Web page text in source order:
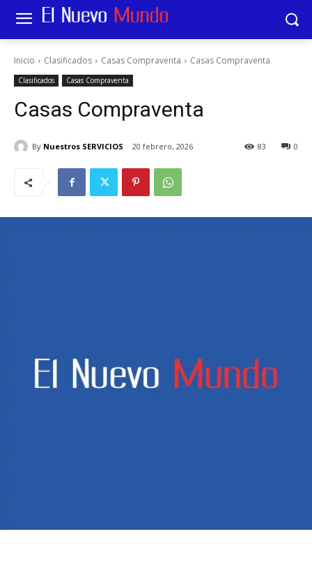
Inicio Clasificados Casas Compraventa Casas Compraventa
Clasificados Casas Compraventa
Casas Compraventa
By Nuestros SERVICIOS 20 febrero, 2026 0
83